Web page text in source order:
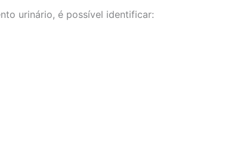
urinário, é possível identificar: